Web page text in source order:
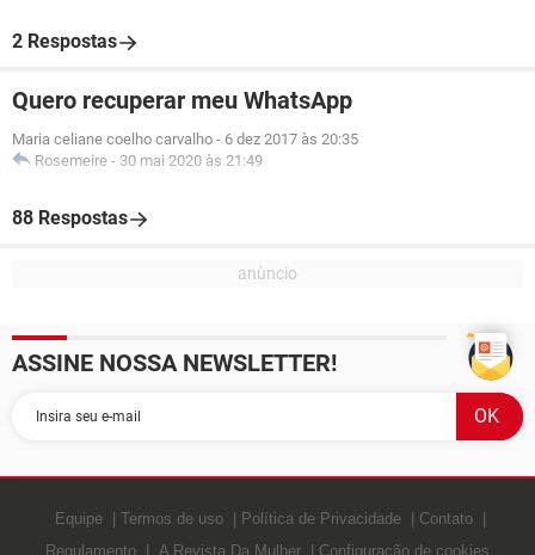
2 Respostas
Quero recuperar meu WhatsApp
Maria celiane coelho carvalho - 6 dez 2017 às 20:35
Rosemeire - 30 mai 2020 às 21:49
88 Respostas
ASSINE NOSSA NEWSLETTER!
Equipe Termos de uso Política de Privacidade
Contato
Regulamento
A Revista Da Mulher Configuração de cookies